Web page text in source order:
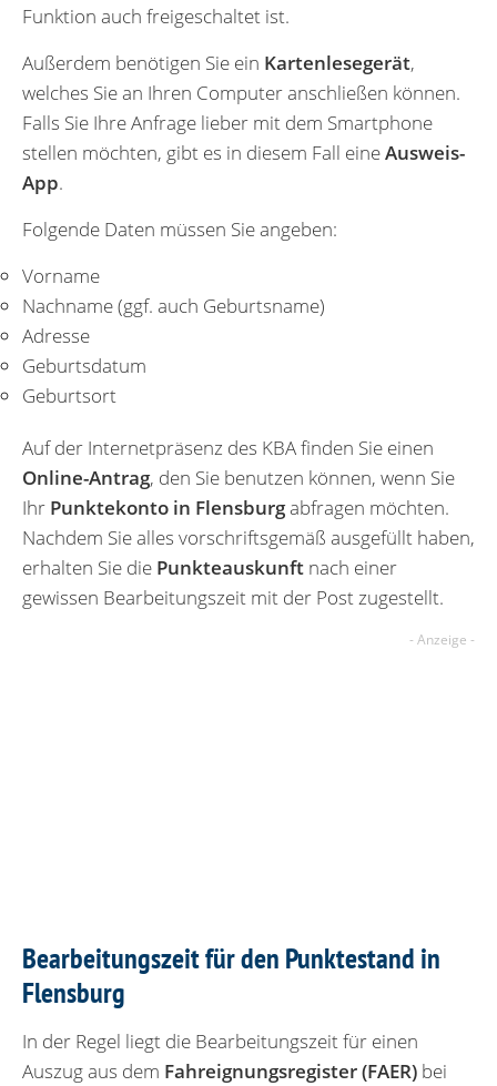
Funktion auch freigeschaltet ist.
Außerdem benötigen Sie ein Kartenlesegerät,
welches Sie an Ihren Computer anschließen können.
Falls Sie Ihre Anfrage lieber mit dem Smartphone
stellen möchten, gibt es in diesem Fall eineAusweis-
App.
Folgende Daten müssen Sie angeben:
Vorname
Nachname (ggf. auch Geburtsname)
Adresse
Geburtsdatum
Geburtsort
Auf der Internetpräsenz des KBA finden Sie einen
Online-Antrag, den Sie benutzen können, wenn Sie
Ihr Punktekonto in Flensburgabfragen möchten.
Nachdem Sie alles vorschriftsgemäß ausgefüllt haben,
erhalten Sie die Punkteauskunft nach einer
gewissen Bearbeitungszeit mit der Post zugestellt.
Bearbeitungszeit für den Punktestand in
Flensburg
In der Regel liegt die Bearbeitungszeit für einen
Auszug aus dem Fahreignungsregister (FAER) bei